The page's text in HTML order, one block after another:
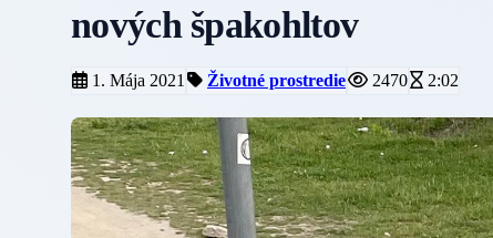
nových špakohltov
1. Mája 2021 Životné prostredie 2470 2:02